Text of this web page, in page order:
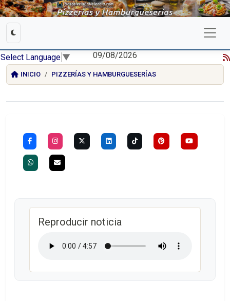
Select Language ▼ 09/08/2026
INICIO PIZZERÍAS Y HAMBURGUESERÍAS
Reproducir noticia